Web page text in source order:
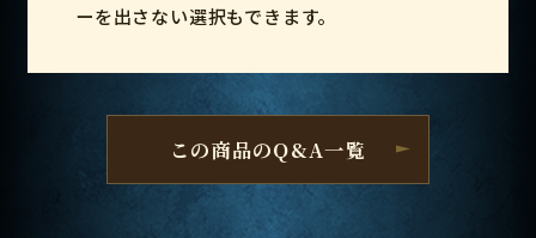
ーを出さない選択もできます。
この商品のQ&A一覧